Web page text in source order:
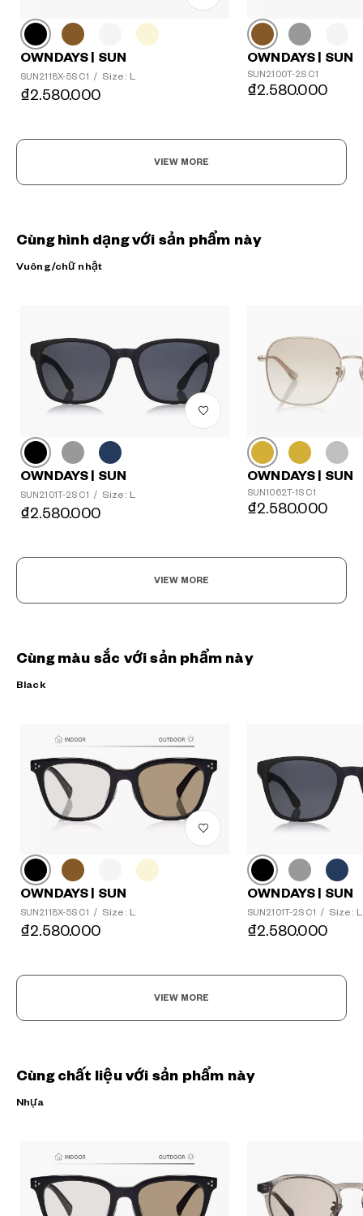
OWNDAYS | SUN
SUN2118X-5S C1 / Size: L
₫2.580.000
OWNDAYS | SUN
SUN2100T-2S C1
₫2.580.000
VIEW MORE
Cùng hình dạng với sản phẩm này
Vuông/chữ nhật
OWNDAYS | SUN
SUN2101T-2S C1 / Size: L
₫2.580.000
OWNDAYS | SUN
SUN1062T-1S C1
₫2.580.000
VIEW MORE
Cùng màu sắc với sản phẩm này
Black
OWNDAYS | SUN
SUN2118X-5S C1 / Size: L
₫2.580.000
OWNDAYS | SUN
SUN2101T-2S C1 / Size: L
₫2.580.000
VIEW MORE
Cùng chất liệu với sản phẩm này
Nhựa